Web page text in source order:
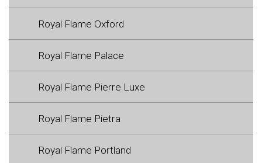
Royal Flame Oxford
Royal Flame Palace
Royal Flame Pierre Luxe
Royal Flame Pietra
Royal Flame Portland